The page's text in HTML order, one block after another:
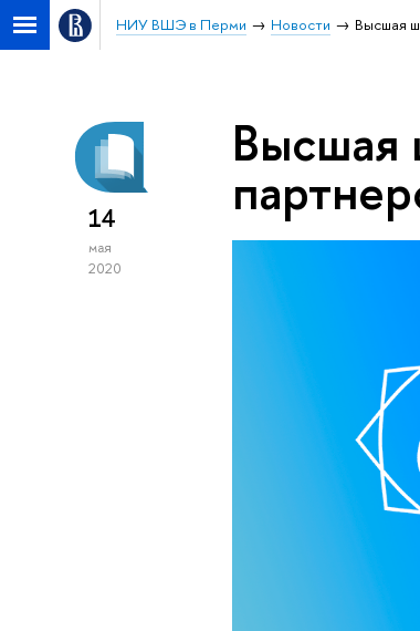
НИУ ВШЭ в Перми Новости Высшая
14
мая
2020
Высшая